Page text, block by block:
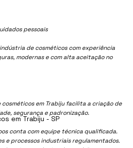
pessoais
de cosméticos com experiência
modernas e com alta aceitação no
em Trabiju facilita a criação de
segurança e padronização.
conta com equipe técnica qualificada.
e processos industriais regulamentados.
em Trabiju - SP